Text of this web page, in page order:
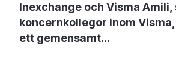
Inexchange och Visma Amili,
koncernkollegor inom
ett gemensamt...